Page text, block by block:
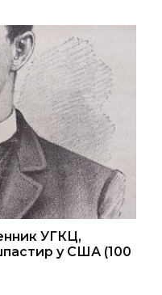
УГКЦ,
у США (100